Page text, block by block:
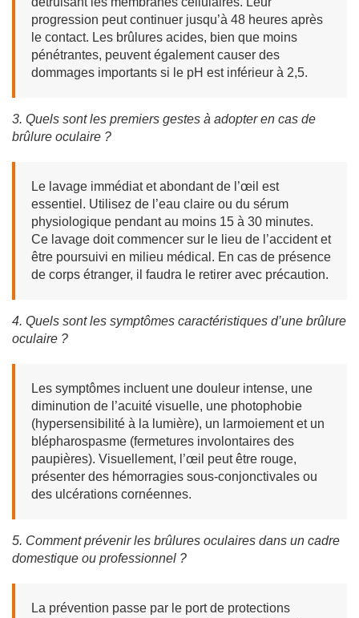
progression peut continuer jusqu’à 48 heures après
le contact. Les brûlures acides, bien que moins
pénétrantes, peuvent également causer des
dommages importants si le pH est inférieur à 2,5.
3. Quels sont les premiers gestes à adopter en cas de
brûlure oculaire ?
Le lavage immédiat et abondant de l’œil est
essentiel. Utilisez de l’eau claire ou du sérum
physiologique pendant au moins 15 à 30 minutes.
Ce lavage doit commencer sur le lieu de l’accident et
être poursuivi en milieu médical. En cas de présence
de corps étranger, il faudra le retirer avec précaution.
4. Quels sont les symptômes caractéristiques d’une brûlure
oculaire ?
Les symptômes incluent une douleur intense, une
diminution de l’acuité visuelle, une photophobie
(hypersensibilité à la lumière), un larmoiement et un
blépharospasme (fermetures involontaires des
paupières). Visuellement, l’œil peut être rouge,
présenter des hémorragies sous-conjonctivales ou
des ulcérations cornéennes.
5. Comment prévenir les brûlures oculaires dans un cadre
domestique ou professionnel ?
La prévention passe par le port de protections